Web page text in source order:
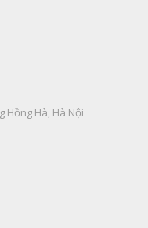
Hà, Hà Nội